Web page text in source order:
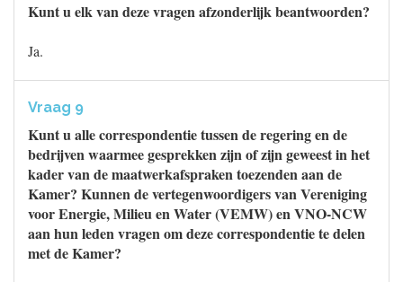
Kunt u elk van deze vragen afzonderlijk beantwoorden?
Ja.
Vraag 9
Kunt u alle correspondentie tussen de regering en de
bedrijven waarmee gesprekken zijn of zijn geweest in het
kader van de maatwerkafspraken toezenden aan de
Kamer? Kunnen de vertegenwoordigers van Vereniging
voor Energie, Milieu en Water (VEMW) en VNO-NCW
aan hun leden vragen om deze correspondentie te delen
met de Kamer?